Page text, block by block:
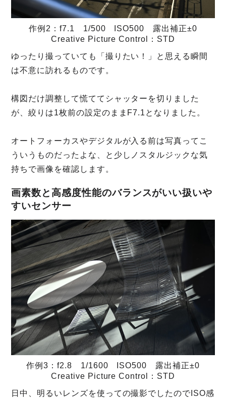
作例2：f7.1 1/500 ISO500 露出補正±0
Creative Picture Control：STD
ゆったり撮っていても「撮りたい！」と思える瞬間
は不意に訪れるものです。
構図だけ調整して慌ててシャッターを切りました
が、絞りは1枚前の設定のままF7.1となりました。
オートフォーカスやデジタルが入る前は写真ってこ
ういうものだったよな、と少しノスタルジックな気
持ちで画像を確認します。
画素数と高感度性能のバランスがいい扱いや
すいセンサー
作例3：f2.8 1/1600 ISO500 露出補正±0
Creative Picture Control：STD
日中、明るいレンズを使っての撮影でしたのでISO感